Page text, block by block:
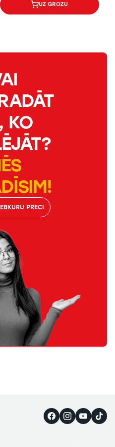
UZ GROZU
KO
PRECI